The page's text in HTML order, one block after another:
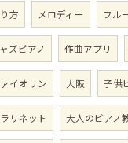
方 メロディー フル
ズピアノ 作曲アプリ
イオリン 大阪 子供
リネット 大人のピアノ